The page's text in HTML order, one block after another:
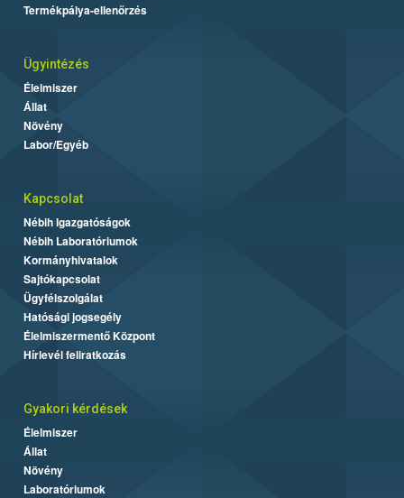
Termékpálya-ellenőrzés
Ügyintézés
Élelmiszer
Állat
Növény
Labor/Egyéb
Kapcsolat
Nébih Igazgatóságok
Nébih Laboratóriumok
Kormányhivatalok
Sajtókapcsolat
Ügyfélszolgálat
Hatósági jogsegély
Élelmiszermentő Központ
Hírlevél feliratkozás
Gyakori kérdések
Élelmiszer
Állat
Növény
Laboratóriumok